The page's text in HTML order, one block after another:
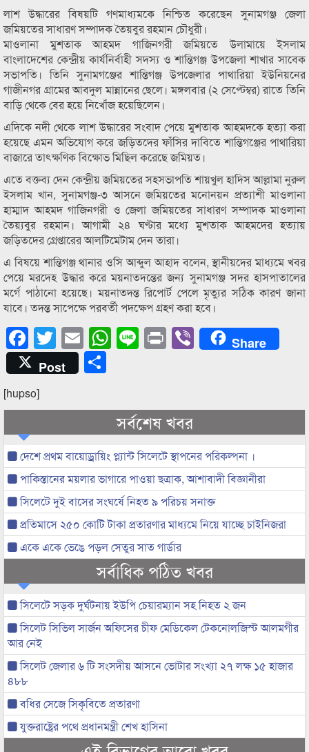
লাশ উদ্ধারের বিষয়টি গণমাধ্যমকে নিশ্চিত করেছেন সুনামগঞ্জ জেলা
জমিয়তের সাধারণ সম্পাদক তৈয়বুর রহমান চৌধুরী।
মাওলানা মুশতাক আহমদ গাজিনগরী জমিয়তে উলামায়ে ইসলাম
বাংলাদেশের কেন্দ্রীয় কার্যনির্বাহী সদস্য ও শান্তিগঞ্জ উপজেলা শাখার সাবেক
সভাপতি। তিনি সুনামগঞ্জের শান্তিগঞ্জ উপজেলার পাথারিয়া ইউনিয়নের
গাজীনগর গ্রামের আবদুল মান্নানের ছেলে। মঙ্গলবার (২ সেপ্টেম্বর) রাতে তিনি
বাড়ি থেকে বের হয়ে নিখোঁজ হয়েছিলেন।
এদিকে নদী থেকে লাশ উদ্ধারের সংবাদ পেয়ে মুশতাক আহমদকে হত্যা করা
হয়েছে এমন অভিযোগ করে জড়িতদের ফাঁসির দাবিতে শান্তিগঞ্জের পাথারিয়া
বাজারে তাৎক্ষণিক বিক্ষোভ মিছিল করেছে জমিয়ত।
এতে বক্তব্য দেন কেন্দ্রীয় জমিয়তের সহসভাপতি শায়খুল হাদিস আল্লামা নুরুল
ইসলাম খান, সুনামগঞ্জ-৩ আসনে জমিয়তের মনোনয়ন প্রত্যাশী মাওলানা
হাম্মাদ আহমদ গাজিনগরী ও জেলা জমিয়তের সাধারণ সম্পাদক মাওলানা
তৈয়্যবুর রহমান। আগামী ২৪ ঘণ্টার মধ্যে মুশতাক আহমদের হত্যায়
জড়িতদের গ্রেপ্তারের আলটিমেটাম দেন তারা।
এ বিষয়ে শান্তিগঞ্জ থানার ওসি আব্দুল আহাদ বলেন, স্থানীয়দের মাধ্যমে খবর
পেয়ে মরদেহ উদ্ধার করে ময়নাতদন্তের জন্য সুনামগঞ্জ সদর হাসপাতালের
মর্গে পাঠানো হয়েছে। ময়নাতদন্ত রিপোর্ট পেলে মৃত্যুর সঠিক কারণ জানা
যাবে। তদন্ত সাপেক্ষে পরবর্তী পদক্ষেপ গ্রহণ করা হবে।
Facebook
Twitter
EmailWhatsApp
LinePrintViberShare
Post
[hupso]
সর্বশেষ খবর
দেশে প্রথম বায়োড্রায়িং প্ল্যান্ট সিলেটে স্থাপনের পরিকল্পনা ।
পাকিস্তানের ময়লার ভাগারে পাওয়া ছত্রাক, আশাবাদী বিজ্ঞানীরা
সিলেটে দুই বাসের সংঘর্ষে নিহত ৯ পরিচয় সনাক্ত
প্রতিমাসে ২৫০ কোটি টাকা প্রতারণার মাধ্যমে নিয়ে যাচ্ছে চাইনিজরা
একে একে ভেঙে পড়ল সেতুর সাত গার্ডার
সর্বাধিক পঠিত খবর
সিলেটে সড়ক দুর্ঘটনায় ইউপি চেয়ারম্যান সহ নিহত ২ জন
সিলেট সিভিল সার্জন অফিসের চীফ মেডিকেল টেকনোলজিস্ট আলমগীর
আর নেই
সিলেট জেলার ৬ টি সংসদীয় আসনে ভোটার সংখ্যা ২৭ লক্ষ ১৫ হাজার
৪৮৮
বধির সেজে সিকৃবিতে প্রতারণা
যুক্তরাষ্ট্রের পথে প্রধানমন্ত্রী শেখ হাসিনা